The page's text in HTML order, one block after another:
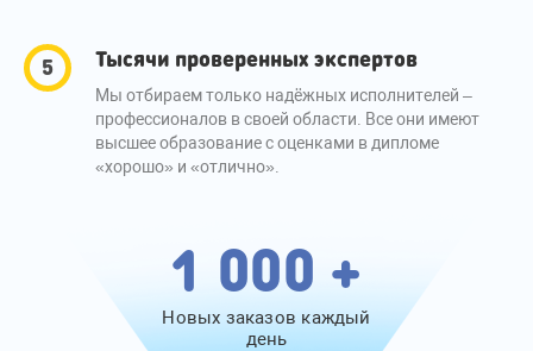
Тысячи проверенных экспертов
Мы отбираем только надёжных исполнителей –
профессионалов в своей области. Все они имеют
высшее образование с оценками в дипломе
«хорошо» и «отлично».
1 000 +
Новых заказов каждый
день